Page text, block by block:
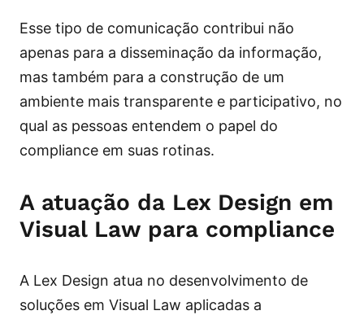
Esse tipo de comunicação contribui não
apenas para a disseminação da informação,
mas também para a construção de um
ambiente mais transparente e participativo, no
qual as pessoas entendem o papel do
compliance em suas rotinas.
A atuação da Lex Design em
Visual Law para compliance
A Lex Design atua no desenvolvimento de
soluções em Visual Law aplicadas a